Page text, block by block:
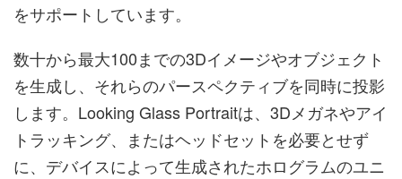
をサポートしています。
数十から最大100までの3Dイメージやオブジェクト
を生成し、それらのパースペクティブを同時に投影
します。Looking Glass Portraitは、3Dメガネやアイ
トラッキング、またはヘッドセットを必要とせず
に、デバイスによって生成されたホログラムのユニ